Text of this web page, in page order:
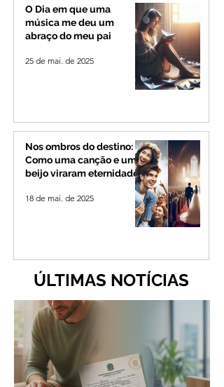
O Dia em que uma
música me deu um
abraço do meu pai
25 de mai. de 2025
Nos ombros do destino:
Como uma canção e um
beijo viraram eternidade
18 de mai. de 2025
ÚLTIMAS NOTÍCIAS